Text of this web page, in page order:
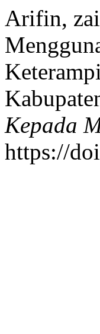
Arifin,
Kepada
https://